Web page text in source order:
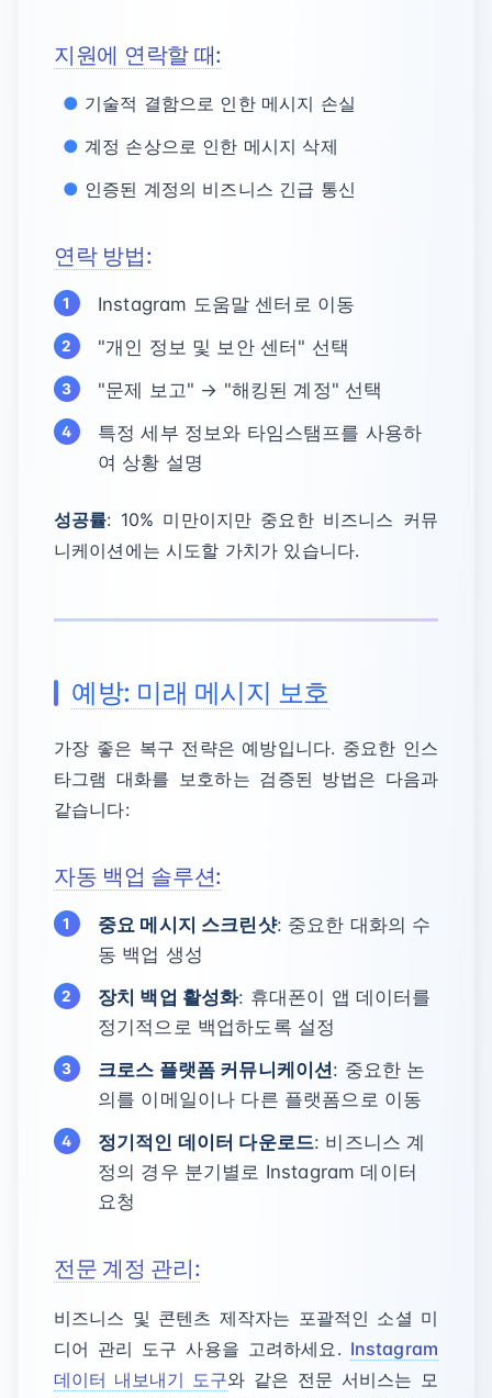
지원에 연락할 때:
기술적 결함으로 인한 메시지 손실
계정 손상으로 인한 메시지 삭제
인증된 계정의 비즈니스 긴급 통신
연락 방법:
Instagram 도움말 센터로 이동
"개인 정보 및 보안 센터" 선택
"문제 보고" → "해킹된 계정" 선택
특정 세부 정보와 타임스탬프를 사용하
여 상황 설명
성공률: 10% 미만이지만 중요한 비즈니스 커뮤
니케이션에는 시도할 가치가 있습니다.
예방: 미래 메시지 보호
가장 좋은 복구 전략은 예방입니다. 중요한 인스
타그램 대화를 보호하는 검증된 방법은 다음과
같습니다:
자동 백업 솔루션:
중요 메시지 스크린샷: 중요한 대화의 수
동 백업 생성
장치 백업 활성화: 휴대폰이 앱 데이터를
정기적으로 백업하도록 설정
크로스 플랫폼 커뮤니케이션: 중요한 논
의를 이메일이나 다른 플랫폼으로 이동
정기적인 데이터 다운로드: 비즈니스 계
정의 경우 분기별로 Instagram 데이터
요청
전문 계정 관리:
비즈니스 및 콘텐츠 제작자는 포괄적인 소셜 미
디어 관리 도구 사용을 고려하세요. Instagram
데이터 내보내기 도구와 같은 전문 서비스는 모